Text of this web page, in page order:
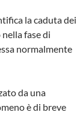
la caduta dei
fase di
normalmente
da una
è di breve